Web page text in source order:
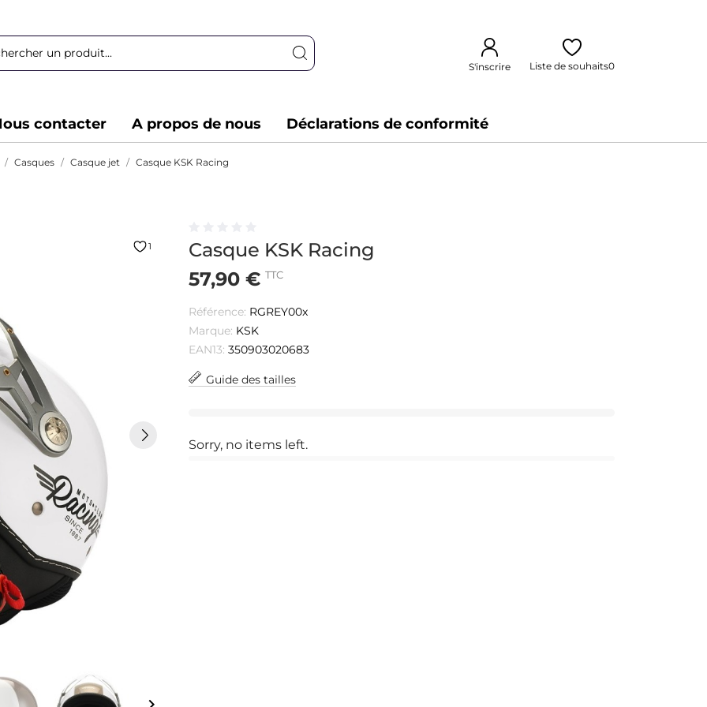
S'inscrire Liste de souhaits0
contacter A propos de nous Déclarations de conformité
Casques Casque jet Casque KSK Racing
1
Casque KSK Racing
57,90 € TTC
Référence: RGREY00x
Marque: KSK
EAN13: 350903020683
Guide des tailles
Sorry, no items left.